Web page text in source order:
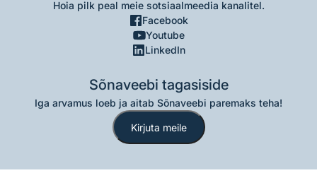
Hoia pilk peal meie sotsiaalmeedia kanalitel.
Facebook
Youtube
LinkedIn
Sõnaveebi tagasiside
Iga arvamus loeb ja aitab Sõnaveebi paremaks teha!
Kirjuta meile